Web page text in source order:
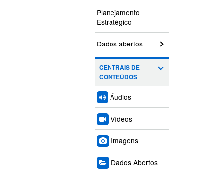
Planejamento
Estratégico
Dados abertos
CENTRAIS DE
CONTEÚDOS
Áudios
Vídeos
Imagens
Dados Abertos